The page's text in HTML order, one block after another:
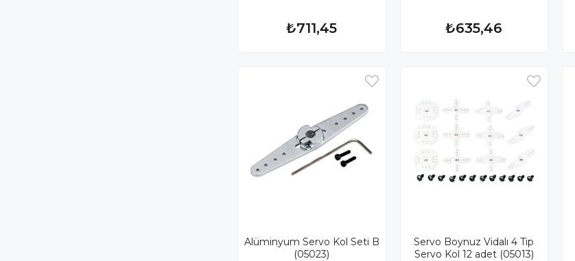
₺711,45 ₺635,46
Alüminyum Servo Kol Seti B
(05023)
Servo Boynuz Vidalı 4 Tip
Servo Kol 12 adet (05013)